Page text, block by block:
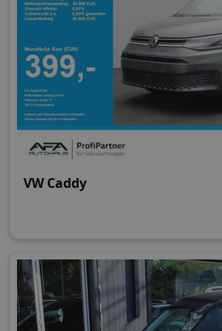
VW Caddy